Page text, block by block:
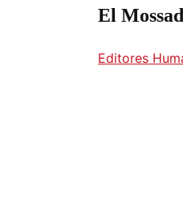
El
Editores